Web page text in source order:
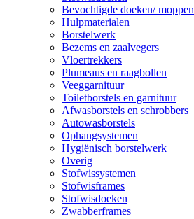
Bevochtigde doeken/ moppen
Hulpmaterialen
Borstelwerk
Bezems en zaalvegers
Vloertrekkers
Plumeaus en raagbollen
Veeggarnituur
Toiletborstels en garnituur
Afwasborstels en schrobbers
Autowasborstels
Ophangsystemen
Hygiënisch borstelwerk
Overig
Stofwissystemen
Stofwisframes
Stofwisdoeken
Zwabberframes